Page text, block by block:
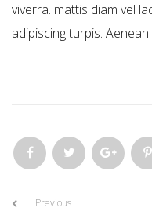
viverra. mattis diam vel
adipiscing turpis. Aenean
Previous